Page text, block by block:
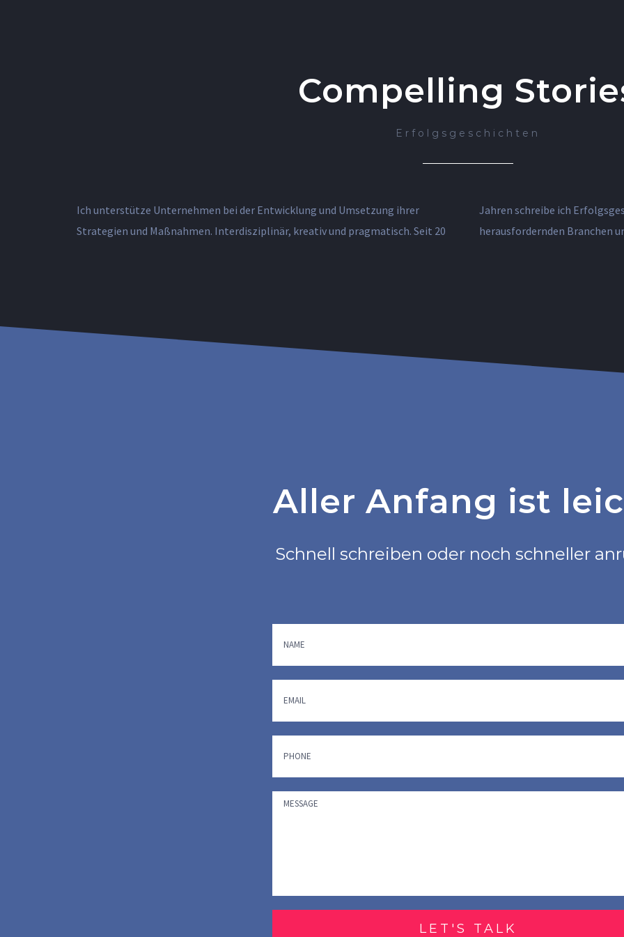
Compelling
Erfolgsgeschichten
Ich unterstütze Unternehmen bei der Entwicklung und Umsetzung ihrer
Strategien und Maßnahmen. Interdisziplinär, kreativ und pragmatisch. Seit 20
Jahren schreibe ich Erfolgsgeschichten für starke Marken in oft
herausfordernden Branchen
Aller Anfang ist
Schnell schreiben oder noch schneller